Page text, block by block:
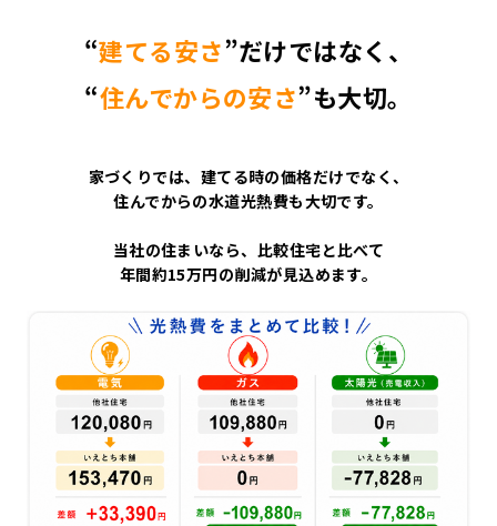
“建てる安さ”だけではなく、
“住んでからの安さ”も大切。
家づくりでは、建てる時の価格だけでなく、
住んでからの水道光熱費も大切です。
当社の住まいなら、比較住宅と比べて
年間約15万円の削減が見込めます。